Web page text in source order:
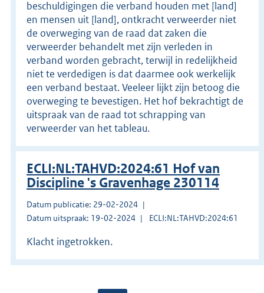
beschuldigingen die verband houden met [land]
en mensen uit [land], ontkracht verweerder niet
de overweging van de raad dat zaken die
verweerder behandelt met zijn verleden in
verband worden gebracht, terwijl in redelijkheid
niet te verdedigen is dat daarmee ook werkelijk
een verband bestaat. Veeleer lijkt zijn betoog die
overweging te bevestigen. Het hof bekrachtigt de
uitspraak van de raad tot schrapping van
verweerder van het tableau.
ECLI:NL:TAHVD:2024:61 Hof van
Discipline 's Gravenhage 230114
Datum publicatie: 29-02-2024
Datum uitspraak: 19-02-2024
ECLI:NL:TAHVD:2024:61
Klacht ingetrokken.